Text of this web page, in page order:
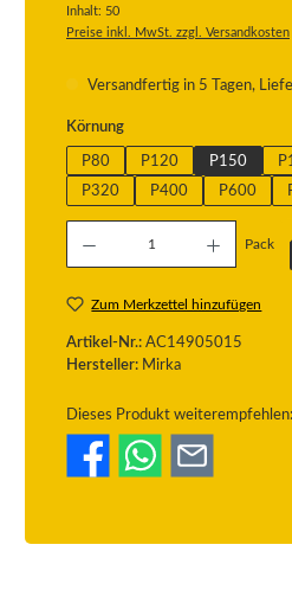
Inhalt: 50
Preise inkl. MwSt. zzgl. Versandkosten
Versandfertig in 5 Tagen,
Körnungauswählen
P80 P120 P150
P320 P400 P600
Produkt Anzahl: Gib den gewünschten
Pack
Zum Merkzettel hinzufügen
Artikel-Nr.: AC14905015
Hersteller: Mirka
Dieses Produkt weiterempfehlen: